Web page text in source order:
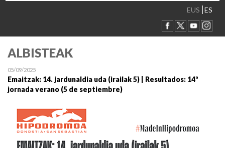
EUS ES
ALBISTEAK
05/09/2025
Emaitzak: 14. jardunaldia uda (irailak 5) | Resultados: 14ª
jornada verano (5 de septiembre)